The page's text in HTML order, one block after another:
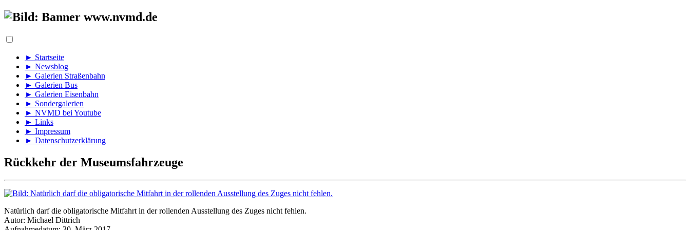
► Startseite
► Newsblog
► Galerien Straßenbahn
► Galerien Bus
► Galerien Eisenbahn
► Sondergalerien
► NVMD bei Youtube
► Links
► Impressum
► Datenschutzerklärung
Rückkehr der Museumsfahrzeuge
Natürlich darf die obligatorische Mitfahrt in der rollenden Ausstellung des Zuges nicht fehlen.
Autor: Michael Dittrich